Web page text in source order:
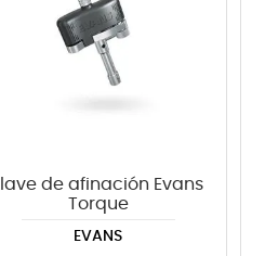
Llave de afinación Evans
Torque
EVANS